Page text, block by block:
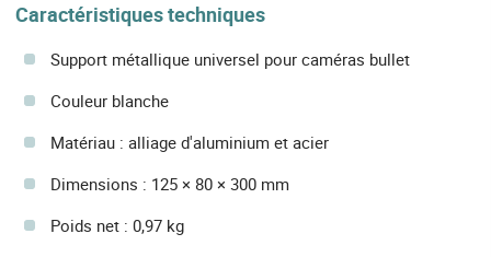
Caractéristiques techniques
Support métallique universel pour caméras bullet
Couleur blanche
Matériau : alliage d'aluminium et acier
Dimensions : 125 × 80 × 300 mm
Poids net : 0,97 kg